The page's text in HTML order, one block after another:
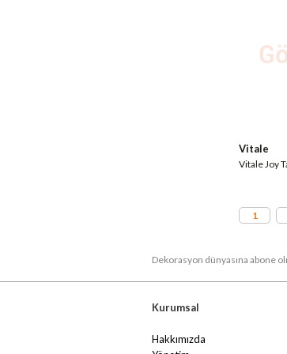
Vitale
Vitale Joy
1
Dekorasyon dünyasına abone
Kurumsal
Hakkımızda